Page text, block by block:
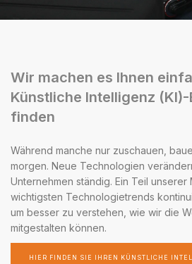
Wir machen es Ihnen
Künstliche Intelligenz
finden
Während manche nur zuschauen,
morgen. Neue Technologien
Unternehmen ständig. Ein Teil unserer
wichtigsten Technologietrends
um besser zu verstehen, wie wir die
mitgestalten können.
HIER FINDEN SIE IHREN KÜNSTLICHE